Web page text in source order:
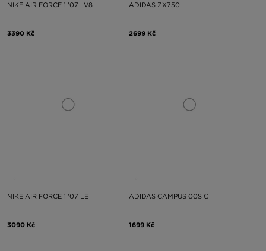
NIKE AIR FORCE 1 '07 LV8
3390 Kč
ADIDAS ZX750
2699 Kč
NIKE AIR FORCE 1 '07 LE
3090 Kč
ADIDAS CAMPUS 00S C
1699 Kč